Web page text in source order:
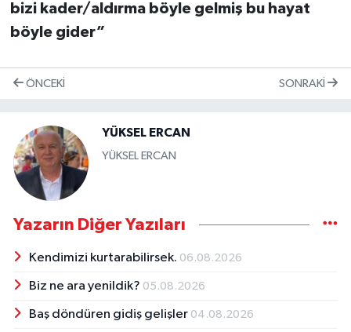
bizi kader/aldırma böyle gelmiş bu hayat
böyle gider”
ÖNCEKI SONRAKI
YÜKSEL ERCAN
YÜKSEL ERCAN
Yazarın Diğer Yazıları
Kendimizi kurtarabilirsek. 06.08.2026
Biz ne ara yenildik? 05.08.2026
Baş döndüren gidiş gelişler 04.08.2026